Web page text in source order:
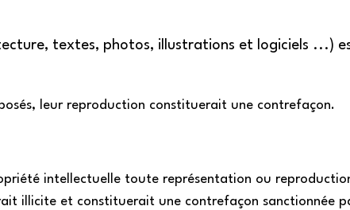
textes, photos, illustrations et logiciels ...)
leur reproduction constituerait une contrefaçon.
intellectuelle toute représentation ou
illicite et constituerait une contrefaçon sanctionnée